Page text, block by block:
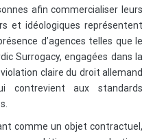
afin commercialiser leurs
et idéologiques représentent
d’agences telles que le
Surrogacy, engagées dans la
claire du droit allemand
contrevient aux standards
comme un objet contractuel,